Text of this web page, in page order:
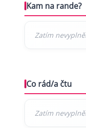
Kam na rande?
Co rád/a čtu